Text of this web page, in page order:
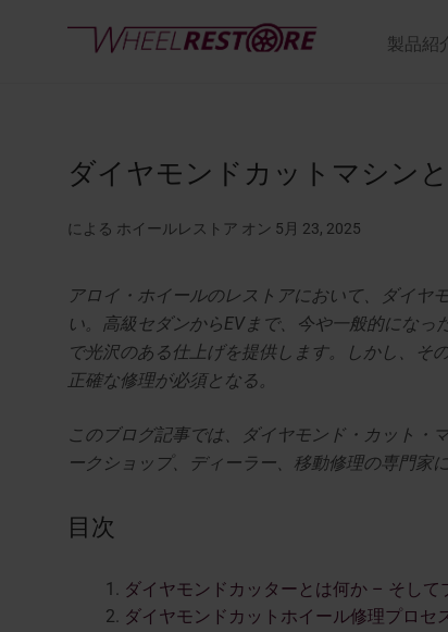
製品紹
ダイヤモンドカットマシン
による ホイールレストア オン 5月 23, 2025
アロイ・ホイールのレストアにおいて、ダイヤ
い。高級セダンからEVまで、今や一般的にな
で光沢のある仕上げを提供します。しかし、そ
正確な修理が必須となる。
このブログ記事では、ダイヤモンド・カット・
ークショップ、ディーラー、移動修理の専門家
目次
ダイヤモンドカッターとは何か – そし
ダイヤモンドカットホイール修理プロ